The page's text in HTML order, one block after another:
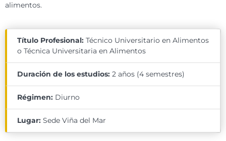
alimentos.
Título Profesional: Técnico Universitario en Alimentos
o Técnica Universitaria en Alimentos
Duración de los estudios: 2 años (4 semestres)
Régimen: Diurno
Lugar: Sede Viña del Mar